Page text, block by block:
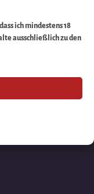
bald
ich mindestens 18
ausschließlich zu den